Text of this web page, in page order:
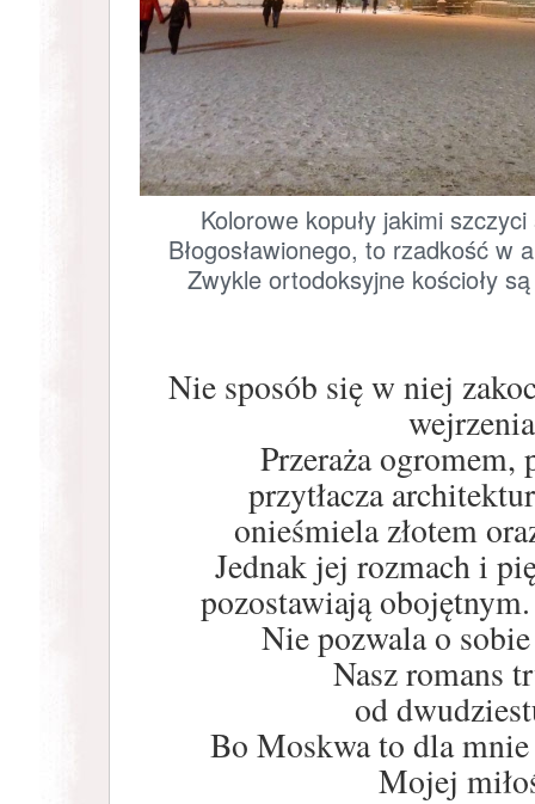
Kolorowe kopuły jakimi
Błogosławionego, to rzadkość w
Zwykle ortodoksyjne kościoły
Nie sposób się w niej
Przeraża ogromem,
przytłacza
onieśmiela złotem
Jednak jej rozmach i
pozostawiają obojętnym.
Nie pozwala o
Nasz romans
od
Bo Moskwa to dla
Mojej